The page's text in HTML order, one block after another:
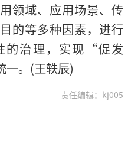
领域、应用场景、传
的等多种因素，进行
的治理，实现“促发
。(王轶辰)
责任编辑：kj005